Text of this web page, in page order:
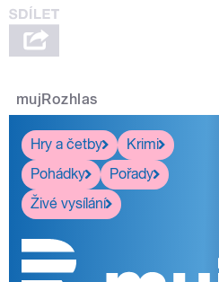
mujRozhlas
Hry a četby
Krimi
Pohádky
Pořady
Živé vysílání